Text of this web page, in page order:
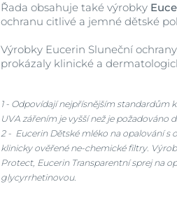
Řada obsahuje také výrobky
ochranu citlivé a jemné dětské
Výrobky Eucerin Sluneční
prokázaly klinické a
1 - Odpovídají nejpřísnějším standardům
UVA zářením je vyšší než je požadováno
2 - Eucerin Dětské mléko na opalování
klinicky ověřené ne-chemické filtry.
Protect, Eucerin Transparentní sprej na
glycyrrhetinovou.